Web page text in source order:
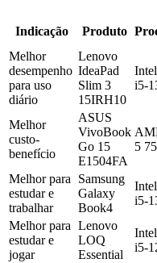
Indicação Produto
Melhor
desempenho
para uso
diário
Lenovo
IdeaPad
Slim 3
15IRH10
i5-
Melhor
custo-
benefício
ASUS
VivoBook
Go 15
E1504FA
5
Melhor para
estudar e
trabalhar
Samsung
Galaxy
Book4
i5-
Melhor para
estudar e
jogar
Lenovo
LOQ
Essential
i5-